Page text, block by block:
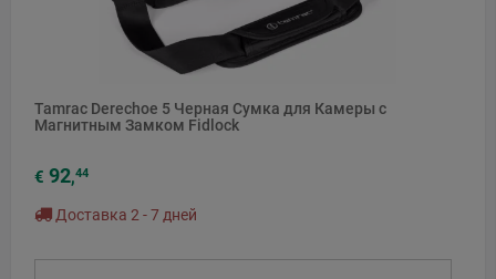
Tamrac Derechoe 5 Черная Сумка для Камеры с
Магнитным Замком Fidlock
€ 92,44
Доставка 2 - 7 дней